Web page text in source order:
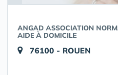
ANGAD ASSOCIATION
AIDE À DOMICILE
76100 - ROUEN